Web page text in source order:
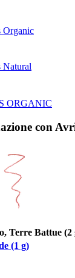
Organic
Natural
ORGANIC
con
Terre Battue (2
(1 g)